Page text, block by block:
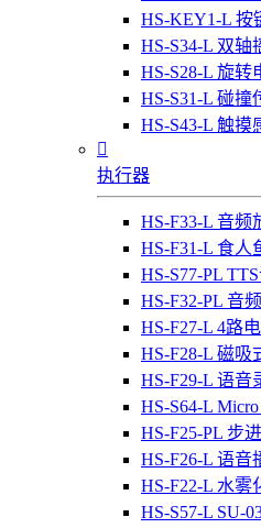
HS-KEY1-L 按
HS-S34-L 双轴
HS-S28-L 旋转
HS-S31-L 碰撞
HS-S43-L 触摸

执行器
HS-F33-L 音频
HS-F31-L 食人
HS-S77-PL
HS-F32-PL 音
HS-F27-L 4路
HS-F28-L 磁吸
HS-F29-L 语音
HS-S64-L
HS-F25-PL 步
HS-F26-L 语音
HS-F22-L 水雾
HS-S57-L SU-